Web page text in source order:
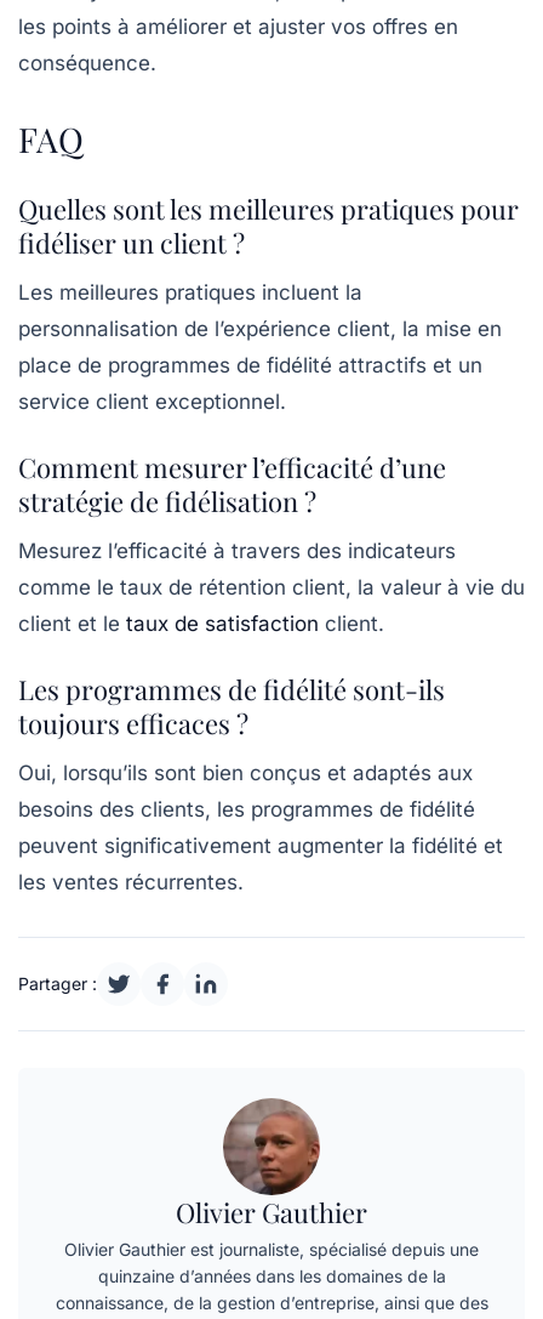
les points à améliorer et ajuster vos offres en
conséquence.
FAQ
Quelles sont les meilleures pratiques pour
fidéliser un client ?
Les meilleures pratiques incluent la
personnalisation de l’expérience client, la mise en
place de programmes de fidélité attractifs et un
service client exceptionnel.
Comment mesurer l’efficacité d’une
stratégie de fidélisation ?
Mesurez l’efficacité à travers des indicateurs
comme le taux de rétention client, la valeur à vie du
client et le taux de satisfaction client.
Les programmes de fidélité sont-ils
toujours efficaces ?
Oui, lorsqu’ils sont bien conçus et adaptés aux
besoins des clients, les programmes de fidélité
peuvent significativement augmenter la fidélité et
les ventes récurrentes.
Partager :
Olivier Gauthier
Olivier Gauthier est journaliste, spécialisé depuis une
quinzaine d’années dans les domaines de la
connaissance, de la gestion d’entreprise, ainsi que des